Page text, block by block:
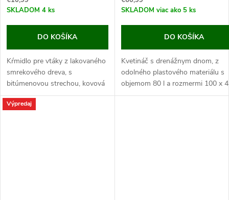
SKLADOM 4 ks
DO KOŠÍKA
Kŕmidlo pre vtáky z lakovaného
smrekového dreva, s
bitúmenovou strechou, kovová
retiazka na zavesenie, rozmery
29x28x18 cm.
SKLADOM viac ako 5 ks
DO KOŠÍKA
Kvetináč s drenážnym dnom, z
odolného plastového materiálu s
objemom 80 l a rozmermi 100 x
35 cm.
Výpredaj